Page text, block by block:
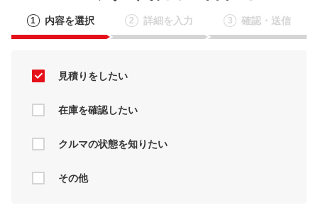
1 内容を選択 2 詳細を入力 3 確認・送信
見積りをしたい
在庫を確認したい
クルマの状態を知りたい
その他